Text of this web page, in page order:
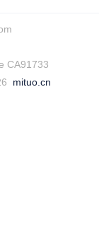
CA91733
mituo.cn